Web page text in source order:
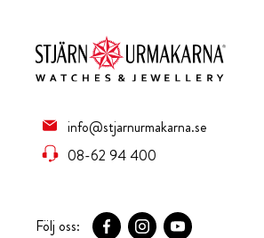
info@stjarnurmakarna.se
08-62 94 400
Följ oss: